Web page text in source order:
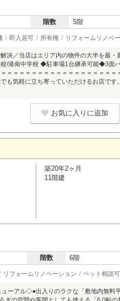
階数 5階
即入居可 所有権 リフォームリノベ
決／当店はエリア内の物件の大半を最
/港南中学校 ◆駐車場1台継承可能◆3面
＝＝＝＝＝＝＝＝＝＝＝＝＝＝＝＝＝
も気軽に立ち寄っていただけるお店です
お気に入りに追加
築20年2ヶ月
11階建
階数 6階
リフォームリノベーション ペット相談可
ーアル◇●出入りのラクな「敷地内無料